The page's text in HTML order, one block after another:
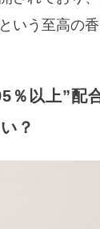
いう至高の
％以上”配
？